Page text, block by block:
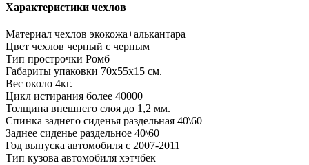
Характеристики чехлов
Материал чехлов экокожа+алькантара
Цвет чехлов черный с черным
Тип прострочки Ромб
Габариты упаковки 70х55х15 см.
Вес около 4кг.
Цикл истирания более 40000
Толщина внешнего слоя до 1,2 мм.
Спинка заднего сиденья раздельная 40\60
Заднее сиденье раздельное 40\60
Год выпуска автомобиля с 2007-2011
Тип кузова автомобиля хэтчбек